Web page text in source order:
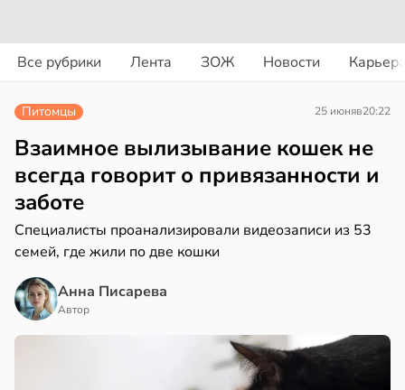
Все рубрики Лента ЗОЖ Новости
в21:42
Питомцы 25 июняв20:22
Взаимное вылизывание кошек не
всегда говорит о привязанности и
заботе
Специалисты проанализировали видеозаписи из 53
семей, где жили по две кошки
Анна Писарева
Автор